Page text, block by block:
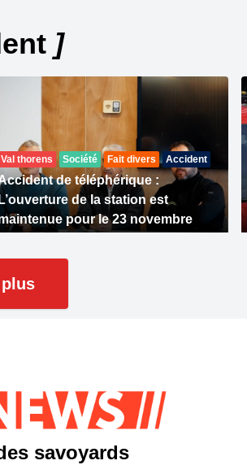
]
Val thorens Société Fait divers Accident
de téléphérique :
L’ouverture de la station est
pour le 23 novembre
savoyards